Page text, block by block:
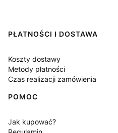
Linki w stopce
PŁATNOŚCI I DOSTAWA
Koszty dostawy
Metody płatności
Czas realizacji zamówienia
POMOC
Jak kupować?